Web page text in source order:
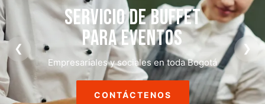
SERVICIO DE BUFFET
PARA EVENTOS
Empresariales y sociales en toda Bogotá
CONTÁCTENOS
❮ ❯